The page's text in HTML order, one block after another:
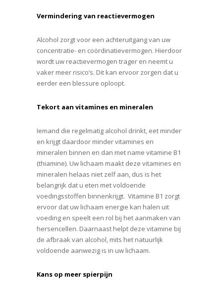
Vermindering van reactievermogen
Alcohol zorgt voor een achteruitgang van uw
concentratie- en coördinatievermogen. Hierdoor
wordt uw reactievermogen trager en neemt u
vaker meer risico’s. Dit kan ervoor zorgen dat u
eerder een blessure oploopt.
Tekort aan vitamines en mineralen
Iemand die regelmatig alcohol drinkt, eet minder
en krijgt daardoor minder vitamines en
mineralen binnen en dan met name vitamine B1
(thiamine). Uw lichaam maakt deze vitamines en
mineralen helaas niet zelf aan, dus is het
belangrijk dat u eten met voldoende
voedingsstoffen binnenkrijgt. Vitamine B1 zorgt
ervoor dat uw lichaam energie kan halen uit
voeding en speelt een rol bij het aanmaken van
hersencellen. Daarnaast helpt deze vitamine bij
de afbraak van alcohol, mits het natuurlijk
voldoende aanwezig is in uw lichaam.
Kans op meer spierpijn